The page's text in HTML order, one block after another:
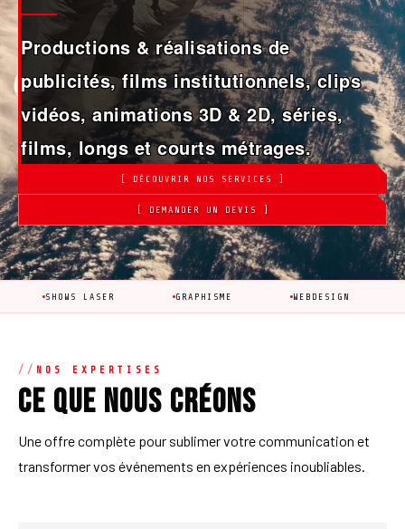
Productions & réalisations de
publicités, films institutionnels, clips
vidéos, animations 3D & 2D, séries,
films, longs et courts métrages.
[ DÉCOUVRIR NOS SERVICES ]
[ DEMANDER UN DEVIS ]
LASER GRAPHISME WEBDESIGN
NOS EXPERTISES
Ce que nous créons
Une offre complète pour sublimer votre communication et
transformer vos événements en expériences inoubliables.